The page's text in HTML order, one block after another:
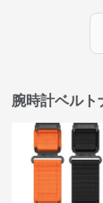
腕時計ベルト